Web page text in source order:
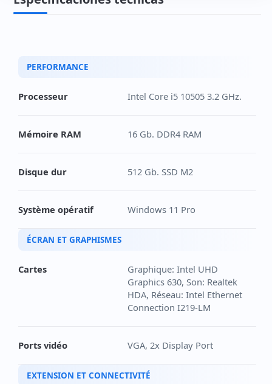
PERFORMANCE
Processeur Intel Core i5 10505 3.2 GHz.
Mémoire RAM 16 Gb. DDR4 RAM
Disque dur 512 Gb. SSD M2
Système opératif Windows 11 Pro
ÉCRAN ET GRAPHISMES
Cartes
Graphique: Intel UHD
Graphics 630, Son: Realtek
HDA, Réseau: Intel Ethernet
Connection I219-LM
Ports vidéo VGA, 2x Display Port
EXTENSION ET CONNECTIVITÉ